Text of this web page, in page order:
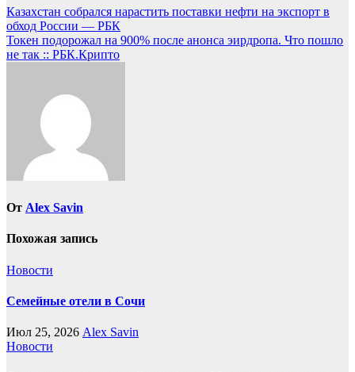
Навигация
по
записям
Казахстан собрался нарастить поставки нефти на экспорт в
обход России — РБК
Токен подорожал на 900% после анонса эирдропа. Что пошло
не так :: РБК.Крипто
От Alex Savin
Похожая запись
Новости
Семейные отели в Сочи
Июл 25, 2026 Alex Savin
Новости